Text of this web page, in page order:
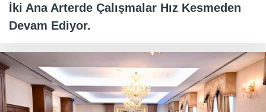
İki Ana Arterde Çalışmalar Hız Kesmeden
Devam Ediyor.